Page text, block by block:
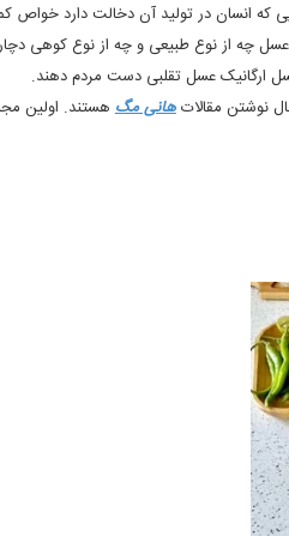
انسان در تولید آن دخالت دارد خواص
عسل چه از نوع طبیعی و چه از نوع کوهی
ارگانیک عسل تقلبی دست مردم دهند.
نوشتن مقالاتهانی مگهستند. اولین